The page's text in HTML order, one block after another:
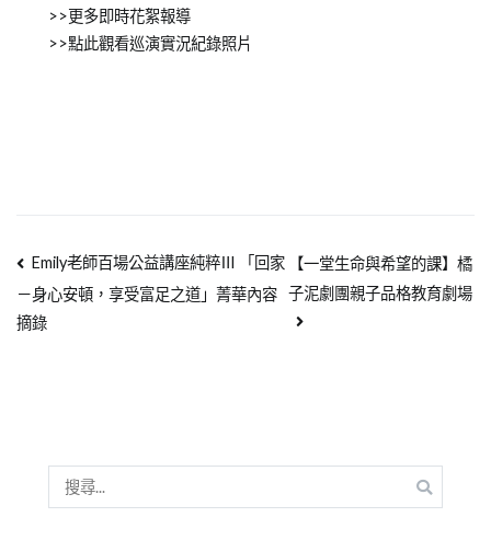
>>更多即時花絮報導
>>點此觀看巡演實況紀錄照片
Emily老師百場公益講座純粹Ⅲ 「回家
－身心安頓，享受富足之道」菁華內容
摘錄
【一堂生命與希望的課】橘
子泥劇團親子品格教育劇場